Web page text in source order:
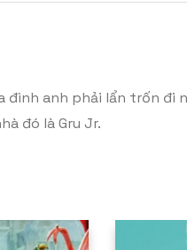
đình anh phải lẩn trốn đi
đó là Gru Jr.